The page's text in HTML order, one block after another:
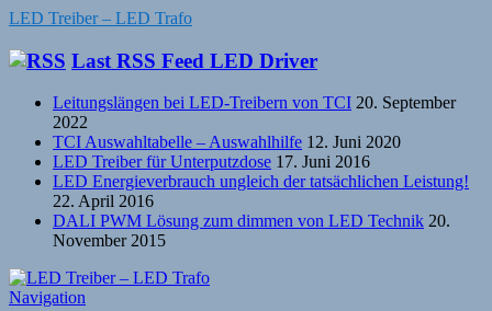
LED Treiber – LED Trafo
Last RSS Feed LED Driver
Leitungslängen bei LED-Treibern von TCI 20. September
2022
TCI Auswahltabelle – Auswahlhilfe 12. Juni 2020
LED Treiber für Unterputzdose 17. Juni 2016
LED Energieverbrauch ungleich der tatsächlichen Leistung!
22. April 2016
DALI PWM Lösung zum dimmen von LED Technik 20.
November 2015
Navigation